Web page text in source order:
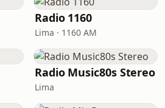
Radio 1160
Lima · 1160 AM
Radio Music80s Stereo
Lima